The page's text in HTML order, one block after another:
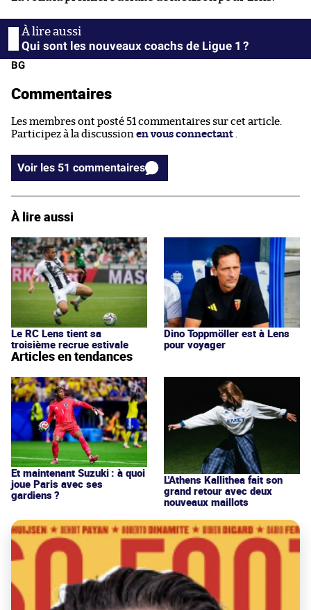
Qui sont les nouveaux coachs de Ligue 1 ?
BG
Commentaires
Les membres ont posté 51 commentaires sur cet article.
Participez à la discussion en vous connectant
Voir les 51 commentaires
À lire aussi
Le RC Lens tient sa
troisième recrue estivale
Dino Toppmöller est à Lens
pour voyager
Articles en tendances
Et maintenant Suzuki : à quoi
joue Paris avec ses
gardiens ?
L'Athens Kallithea fait son
grand retour avec deux
nouveaux maillots